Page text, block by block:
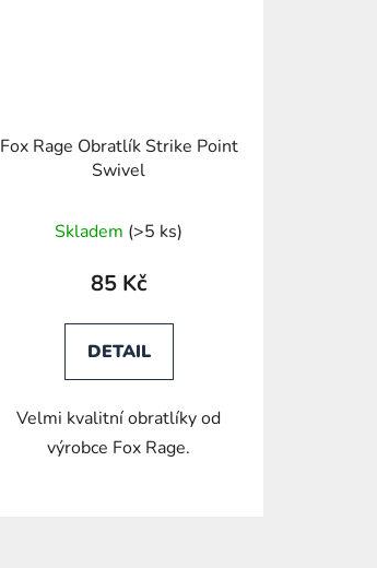
Fox Rage Obratlík Strike Point
Swivel
Skladem (>5 ks)
85 Kč
DETAIL
Velmi kvalitní obratlíky od
výrobce Fox Rage.